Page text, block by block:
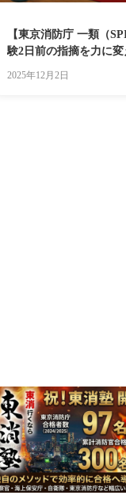
【東京消防庁 一類（
験2日前の指摘を力に
2025年12月2日